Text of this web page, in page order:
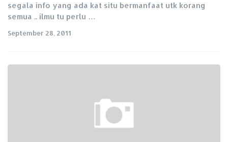
segala info yang ada kat situ bermanfaat utk korang
semua .. ilmu tu perlu …
September 28, 2011